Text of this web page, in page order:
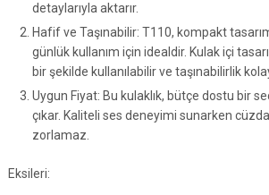
detaylarıyla aktarır.
Hafif ve Taşınabilir: T110, kompakt
günlük kullanım için idealdir. Kulak içi
bir şekilde kullanılabilir ve taşınabilirlik
Uygun Fiyat: Bu kulaklık, bütçe dostu bir
çıkar. Kaliteli ses deneyimi sunarken
zorlamaz.
Eksileri: